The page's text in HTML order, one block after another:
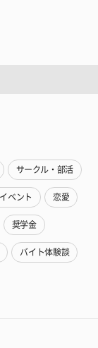
サークル・部活
ベント 恋愛
奨学金
バイト体験談